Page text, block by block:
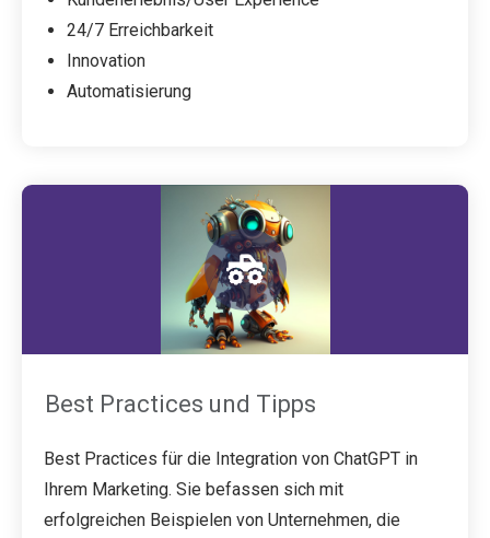
24/7 Erreichbarkeit
Innovation
Automatisierung
Best Practices und Tipps
Best Practices für die Integration von ChatGPT in
Ihrem Marketing. Sie befassen sich mit
erfolgreichen Beispielen von Unternehmen, die